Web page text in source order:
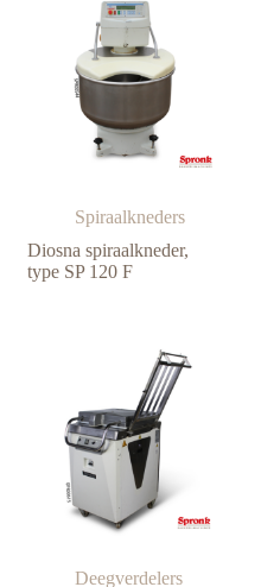
Spiraalkneders
Diosna spiraalkneder,
type SP 120 F
Deegverdelers